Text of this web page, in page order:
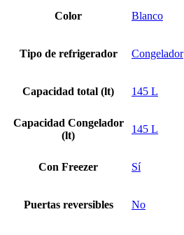
Color Blanco
Tipo de refrigerador Congelador
Capacidad total (lt) 145 L
Capacidad Congelador
(lt)
145 L
Con Freezer Sí
Puertas reversibles No